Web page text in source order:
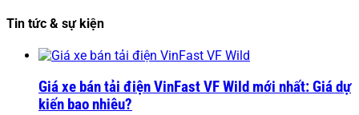
Tin tức & sự kiện
Giá xe bán tải điện VinFast VF Wild mới nhất: Giá dự
kiến bao nhiêu?